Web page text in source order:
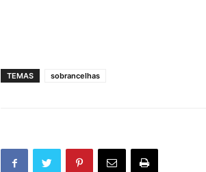
TEMAS sobrancelhas